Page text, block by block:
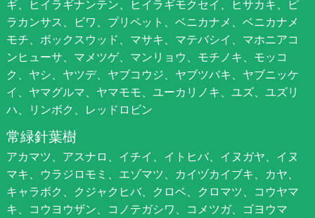
ギ、ヒイラギナンテン、ヒイラギモクセイ、ヒサカキ、ピ
ラカンサス、ビワ、プリペット、ベニカナメ、ベニカナメ
モチ、ボックスウッド、マサキ、マテバシイ、マホニアコ
ンヒューサ、マメツゲ、マンリョウ、モチノキ、モッコ
ク、ヤシ、ヤツデ、ヤブコウジ、ヤブツバキ、ヤブニッケ
イ、ヤマグルマ、ヤマモモ、ユーカリノキ、ユズ、ユズリ
ハ、リンボク、レッドロビン
常緑針葉樹
アカマツ、アスナロ、イチイ、イトヒバ、イヌガヤ、イヌ
マキ、ウラジロモミ、エゾマツ、カイヅカイブキ、カヤ、
キャラボク、クジャクヒバ、クロベ、クロマツ、コウヤマ
キ、コウヨウザン、コノテガシワ、コメツガ、ゴヨウマ